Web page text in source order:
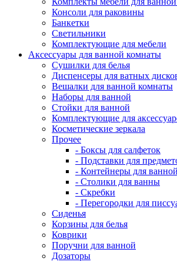
Консоли для раковины
Банкетки
Светильники
Комплектующие для мебели
Аксессуары для ванной комнаты
Сушилки для белья
Диспенсеры для ватных
Вешалки для ванной комнаты
Наборы для ванной
Стойки для ванной
Комплектующие для
Косметические зеркала
Прочее
- Боксы для салфеток
- Подставки для
- Контейнеры для
- Столики для ванны
- Скребки
- Перегородки для
Сиденья
Корзины для белья
Коврики
Поручни для ванной
Дозаторы